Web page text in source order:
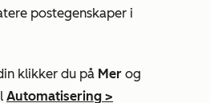
postegenskaper i
klikker du på Mer og
Automatisering >